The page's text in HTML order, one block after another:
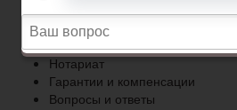
Главная
Право собственности
Регистрация автомобиля
Нотариат
Гарантии и компенсации
Вопросы и ответы